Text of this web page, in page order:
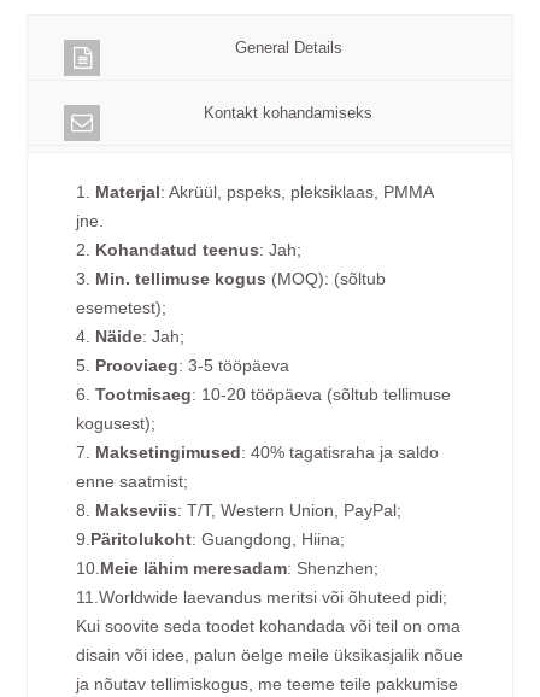
General Details
Kontakt kohandamiseks
1. Materjal: Akrüül, pspeks, pleksiklaas, PMMA
jne.
2. Kohandatud teenus: Jah;
3. Min. tellimuse kogus (MOQ): (sõltub
esemetest);
4. Näide: Jah;
5.
Prooviaeg: 3-5 tööpäeva
6.Tootmisaeg: 10-20 tööpäeva (sõltub tellimuse
kogusest);
7. Maksetingimused: 40% tagatisraha ja saldo
enne saatmist;
8. Makseviis: T/T, Western Union, PayPal;
9. Päritolukoht: Guangdong, Hiina;
10. Meie lähim meresadam: Shenzhen;
11.Worldwide laevandus meritsi või õhuteed pidi;
Kui soovite seda toodet kohandada või teil on oma
disain või idee, palun öelge meile üksikasjalik nõue
ja nõutav tellimiskogus, me teeme teile pakkumise